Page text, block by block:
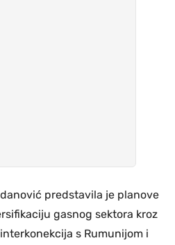
predstavila je planove
gasnog sektora kroz
s Rumunijom i